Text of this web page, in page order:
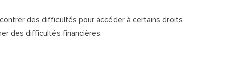
des difficultés pour accéder à certains droits
des difficultés financières.